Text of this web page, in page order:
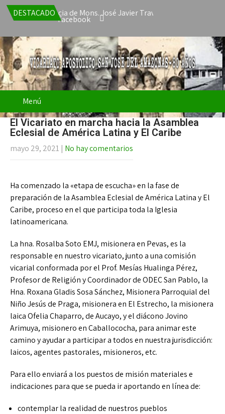
DESTACADO
la renuncia de Mons. José Javier Travieso como Vicario
Facebook
Menú
El Vicariato en marcha hacia la Asamblea
Eclesial de América Latina y El Caribe
mayo 29, 2021 | No hay comentarios
Ha comenzado la «etapa de escucha» en la fase de
preparación de la Asamblea Eclesial de América Latina y El
Caribe, proceso en el que participa toda la Iglesia
latinoamericana.
La hna. Rosalba Soto EMJ, misionera en Pevas, es la
responsable en nuestro vicariato, junto a una comisión
vicarial conformada por el Prof. Mesías Hualinga Pérez,
Profesor de Religión y Coordinador de ODEC San Pablo, la
Hna. Roxana Gladis Sosa Sánchez, Misionera Parroquial del
Niño Jesús de Praga, misionera en El Estrecho, la misionera
laica Ofelia Chaparro, de Aucayo, y el diácono Jovino
Arimuya, misionero en Caballococha, para animar este
camino y ayudar a participar a todos en nuestra jurisdicción:
laicos, agentes pastorales, misioneros, etc.
Para ello enviará a los puestos de misión materiales e
indicaciones para que se pueda ir aportando en línea de:
contemplar la realidad de nuestros pueblos